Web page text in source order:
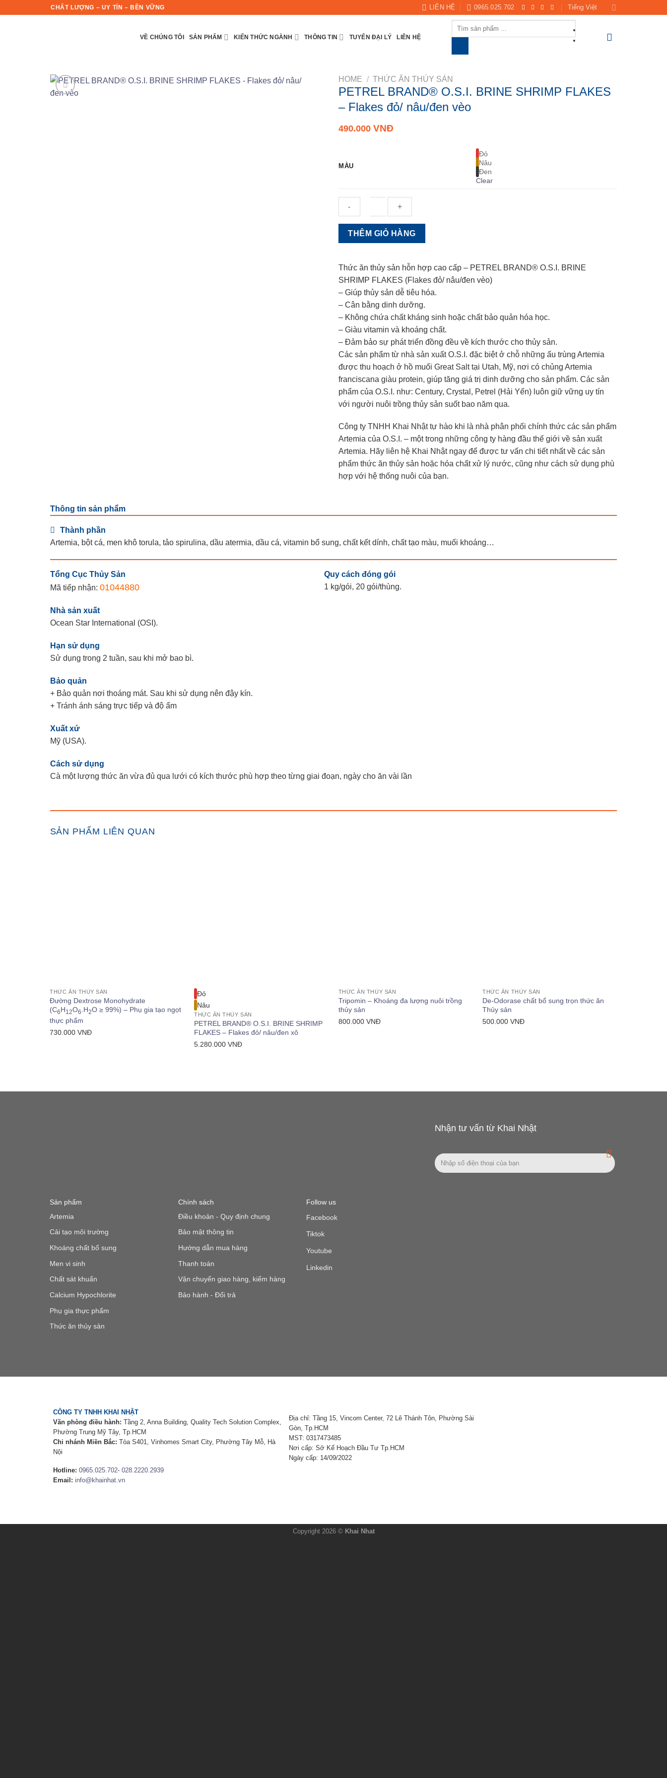
CHẤT LƯỢNG – UY TÍN – BỀN VỮNG LIÊN HỆ 0965.025.702 Tiếng Việt
VỀ CHÚNG TÔI SẢN PHẨM KIẾN THỨC NGÀNH THÔNG TIN TUYỂN ĐẠI LÝ LIÊN HỆ
HOME / THỨC ĂN THỦY SẢN
PETREL BRAND® O.S.I. BRINE SHRIMP FLAKES
– Flakes đỏ/ nâu/đen vèo
490.000 VNĐ
MÀU
Đỏ
Nâu
Đen
Clear
PETREL
BRINE
Flakes
đỏ/
nâu/
đen
vèo
quantity
THÊM GIỎ HÀNG
Thức ăn thủy sản hỗn hợp cao cấp – PETREL BRAND® O.S.I. BRINE
SHRIMP FLAKES (Flakes đỏ/ nâu/đen vèo)
– Giúp thủy sản dễ tiêu hóa.
– Cân bằng dinh dưỡng.
– Không chứa chất kháng sinh hoặc chất bảo quản hóa học.
– Giàu vitamin và khoáng chất.
– Đảm bảo sự phát triển đồng đều về kích thước cho thủy sản.
Các sản phẩm từ nhà sản xuất O.S.I. đặc biệt ở chỗ những ấu trùng Artemia
được thu hoạch ở hồ muối Great Salt tại Utah, Mỹ, nơi có chủng Artemia
franciscana giàu protein, giúp tăng giá trị dinh dưỡng cho sản phẩm. Các sản
phẩm của O.S.I. như: Century, Crystal, Petrel (Hải Yến) luôn giữ vững uy tín
với người nuôi trồng thủy sản suốt bao năm qua.
Công ty TNHH Khai Nhật tự hào khi là nhà phân phối chính thức các sản phẩm
Artemia của O.S.I. – một trong những công ty hàng đầu thế giới về sản xuất
Artemia. Hãy liên hệ Khai Nhật ngay để được tư vấn chi tiết nhất về các sản
phẩm thức ăn thủy sản hoặc hóa chất xử lý nước, cũng như cách sử dụng phù
hợp với hệ thống nuôi của bạn.
Thông tin sản phẩm
Thành phần
Artemia, bột cá, men khô torula, tảo spirulina, dầu atermia, dầu cá, vitamin bổ sung, chất kết dính, chất tạo màu, muối khoáng…
Tổng Cục Thủy Sản
Mã tiếp nhận: 01044880
Quy cách đóng gói
1 kg/gói, 20 gói/thùng.
Nhà sản xuất
Ocean Star International (OSI).
Hạn sử dụng
Sử dụng trong 2 tuần, sau khi mở bao bì.
Bảo quản
+ Bảo quản nơi thoáng mát. Sau khi sử dụng nên đậy kín.
+ Tránh ánh sáng trực tiếp và độ ẩm
Xuất xứ
Mỹ (USA).
Cách sử dụng
Cà một lượng thức ăn vừa đủ qua lưới có kích thước phù hợp theo từng giai đoạn, ngày cho ăn vài lần
SẢN PHẨM LIÊN QUAN
THỨC ĂN THỦY SẢN
Đường Dextrose Monohydrate
(C6H12O6 .H2O ≥ 99%) – Phụ gia tạo ngọt
thực phẩm
730.000VNĐ
Đỏ
Nâu
THỨC ĂN THỦY SẢN
PETREL BRAND® O.S.I. BRINE SHRIMP
FLAKES – Flakes đỏ/ nâu/đen xô
5.280.000 VNĐ
THỨC ĂN THỦY SẢN
Tripomin – Khoáng đa lượng nuôi trồng
thủy sản
800.000 VNĐ
THỨC ĂN THỦY SẢN
De-Odorase chất bổ sung trọn thức ăn
Thủy sản
500.000VNĐ
Sản phẩm
Artemia
Cải tạo môi trường
Khoáng chất bổ sung
Men vi sinh
Chất sát khuẩn
Calcium Hypochlorite
Phụ gia thực phẩm
Thức ăn thủy sản
Chính sách
Điều khoản - Quy định chung
Bảo mật thông tin
Hướng dẫn mua hàng
Thanh toán
Vận chuyển giao hàng, kiểm hàng
Bảo hành - Đổi trả
Follow us
Facebook
Tiktok
Youtube
Linkedin
Nhận tư vấn từ Khai Nhật
CÔNG TY TNHH KHAI NHẬT
Văn phòng điều hành: Tầng 2, Anna Building, Quality Tech Solution Complex,
Phường Trung Mỹ Tây, Tp.HCM
Chi nhánh Miền Bắc: Tòa S401, Vinhomes Smart City, Phường Tây Mỗ, Hà
Nội
Hotline: 0965.025.702- 028.2220.2939
Email: info@khainhat.vn
Địa chỉ: Tầng 15, Vincom Center, 72 Lê Thánh Tôn, Phường Sài
Gòn, Tp.HCM
MST: 0317473485
Nơi cấp: Sở Kế Hoạch Đầu Tư Tp.HCM
Ngày cấp: 14/09/2022
Copyright 2026 © Khai Nhat